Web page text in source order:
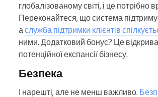
глобалізованому світі, і це потрібно
Переконайтеся, що система
аслужба підтримки клієнтів
ними. Додатковий бонус? Це
потенційної експансії бізнесу.
Безпека
І нарешті, але не менш важливо.